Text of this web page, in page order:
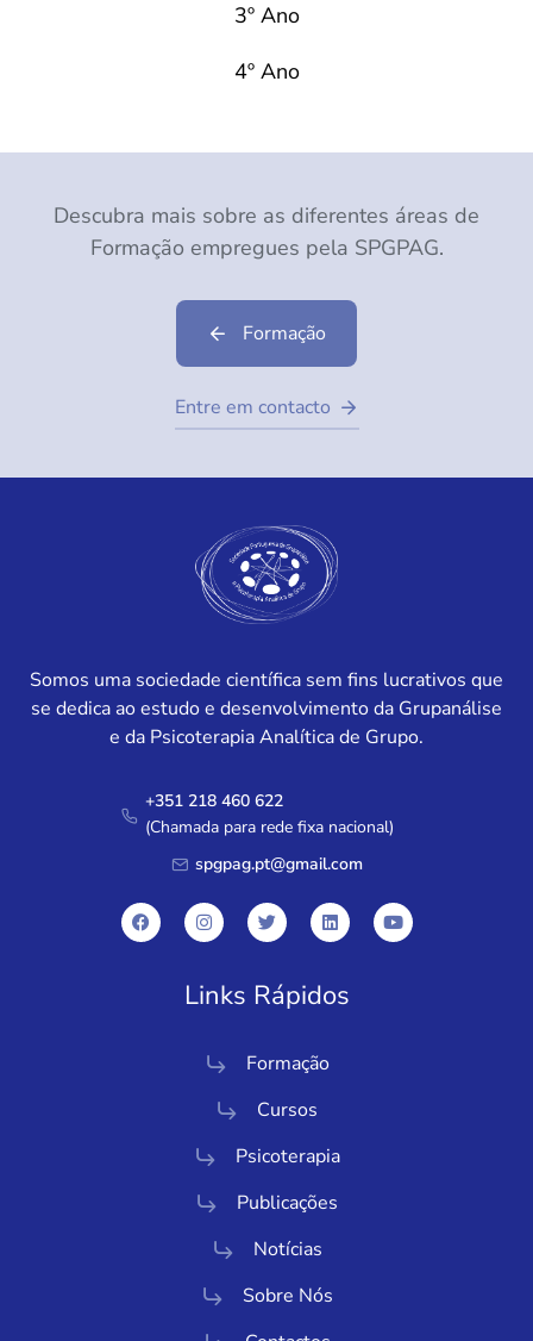
3º Ano
4º Ano
Descubra mais sobre as diferentes áreas de
Formação empregues pela SPGPAG.
Formação
Entre em contacto
Somos uma sociedade científica sem fins lucrativos que
se dedica ao estudo e desenvolvimento da Grupanálise
e da Psicoterapia Analítica de Grupo.
+351 218 460 622
(Chamada para rede fixa nacional)
spgpag.pt@gmail.com
Links Rápidos
Formação
Cursos
Psicoterapia
Publicações
Notícias
Sobre Nós